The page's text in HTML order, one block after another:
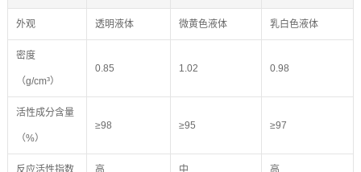
外观 透明液体 微黄色液体 乳白色液体
密度
（g/cm³）
0.85 1.02 0.98
活性成分含量
（%）
≥98 ≥95 ≥97